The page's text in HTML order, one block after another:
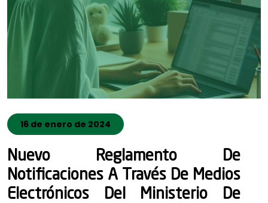
16 de enero de 2024
Nuevo Reglamento De
Notificaciones A Través De Medios
Electrónicos Del Ministerio De